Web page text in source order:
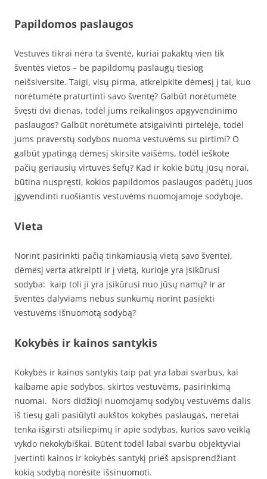
Papildomos paslaugos
Vestuvės tikrai nėra ta šventė, kuriai pakaktų vien tik
šventės vietos – be papildomų paslaugų tiesiog
neišsiversite. Taigi, visų pirma, atkreipkite dėmesį į tai, kuo
norėtumėte praturtinti savo šventę? Galbūt norėtumėte
švęsti dvi dienas, todėl jums reikalingos apgyvendinimo
paslaugos? Galbūt norėtumėte atsigaivinti pirtelėje, todėl
jums praverstų sodybos nuoma vestuvėms su pirtimi? O
galbūt ypatingą dėmesį skirsite vaišėms, todėl ieškote
pačių geriausių virtuvės šefų? Kad ir kokie būtų jūsų norai,
būtina nuspręsti, kokios papildomos paslaugos padėtų juos
įgyvendinti ruošiantis vestuvėms nuomojamoje sodyboje.
Vieta
Norint pasirinkti pačią tinkamiausią vietą savo šventei,
dėmesį verta atkreipti ir į vietą, kurioje yra įsikūrusi
sodyba: kaip toli ji yra įsikūrusi nuo jūsų namų? Ir ar
šventės dalyviams nebus sunkumų norint pasiekti
vestuvėms išnuomotą sodybą?
Kokybės ir kainos santykis
Kokybės ir kainos santykis taip pat yra labai svarbus, kai
kalbame apie sodybos, skirtos vestuvėms, pasirinkimą
nuomai. Nors didžioji nuomojamų sodybų vestuvėms dalis
iš tiesų gali pasiūlyti aukštos kokybės paslaugas, neretai
tenka išgirsti atsiliepimų ir apie sodybas, kurios savo veiklą
vykdo nekokybiškai. Būtent todėl labai svarbu objektyviai
įvertinti kainos ir kokybės santykį prieš apsisprendžiant
kokią sodybą norėsite išsinuomoti.